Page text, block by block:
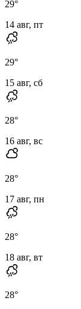
29°
14 авг, пт
29°
15 авг, сб
28°
16 авг, вс
28°
17 авг, пн
28°
18 авг, вт
28°